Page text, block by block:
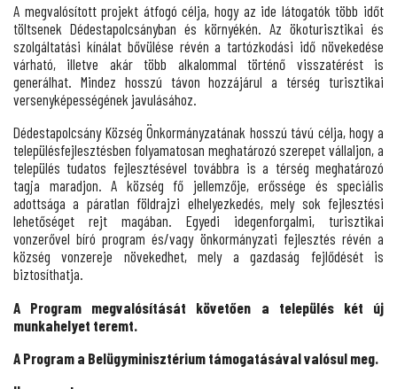
A megvalósított projekt átfogó célja, hogy az ide látogatók több időt
töltsenek Dédestapolcsányban és környékén. Az ökoturisztikai és
szolgáltatási kínálat bővülése révén a tartózkodási idő növekedése
várható, illetve akár több alkalommal történő visszatérést is
generálhat. Mindez hosszú távon hozzájárul a térség turisztikai
versenyképességének javulásához.
Dédestapolcsány Község Önkormányzatának hosszú távú célja, hogy a
településfejlesztésben folyamatosan meghatározó szerepet vállaljon, a
település tudatos fejlesztésével továbbra is a térség meghatározó
tagja maradjon. A község fő jellemzője, erőssége és speciális
adottsága a páratlan földrajzi elhelyezkedés, mely sok fejlesztési
lehetőséget rejt magában. Egyedi idegenforgalmi, turisztikai
vonzerővel bíró program és/vagy önkormányzati fejlesztés révén a
község vonzereje növekedhet, mely a gazdaság fejlődését is
biztosíthatja.
A Program megvalósítását követően a település két új
munkahelyet teremt.
A Program a Belügyminisztérium támogatásával valósul meg.